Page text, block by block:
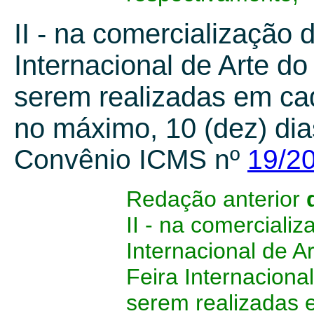
II - na comercialização
Internacional de Arte
serem realizadas em
no máximo, 10 (dez)
Convênio ICMS nº 19/
Redação anterior
II - na
Internacional de
Feira
serem realizadas